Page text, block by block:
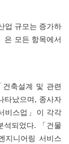
업 규모는 증가하
」 은 모든 항목에서
건축설계 및 관련
타났으며 , 종사자
비스업 」 이 각각
석되었다. 「 건물
지니어링 서비스